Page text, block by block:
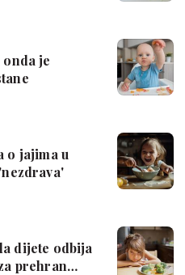
onda je
o jajima u
dijete odbija
prehran…